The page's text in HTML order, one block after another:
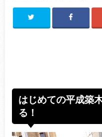
はじめての平成築
る！